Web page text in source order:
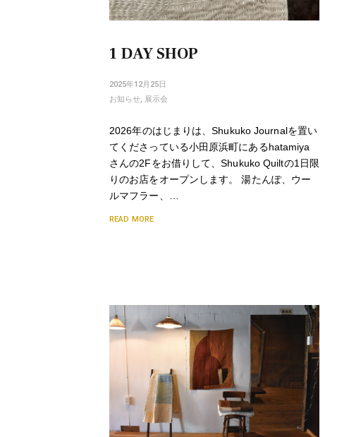
1 DAY SHOP
2025年12月25日
お知らせ, 展示会
2026年のはじまりは、Shukuko Journalを置い
てくださっている小田原浜町にあるhatamiya
さんの2Fをお借りして、Shukuko Quiltの1日限
りのお店をオープンします。 湯たんぽ、ウー
ルマフラー、…
READ MORE